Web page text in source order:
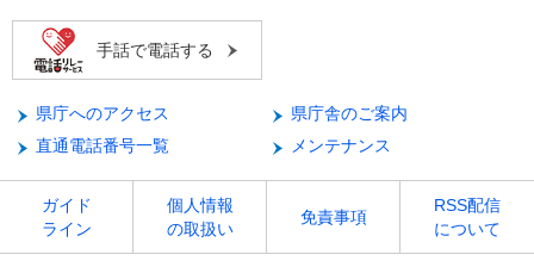
手話で電話する
県庁へのアクセス
県庁舎のご案内
直通電話番号一覧
メンテナンス
ガイド
ライン
個人情報
の取扱い
免責事項
RSS配信
について